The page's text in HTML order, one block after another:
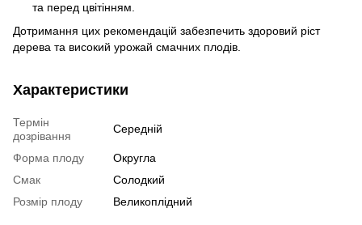
та перед цвітінням.
Дотримання цих рекомендацій забезпечить здоровий ріст
дерева та високий урожай смачних плодів.
Характеристики
Термін
дозрівання
Середній
Форма плоду
Округла
Смак
Солодкий
Розмір плоду
Великоплідний